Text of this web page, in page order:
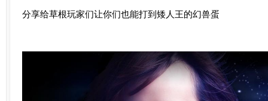
分享给草根玩家们让你们也能打到矮人王的幻兽蛋